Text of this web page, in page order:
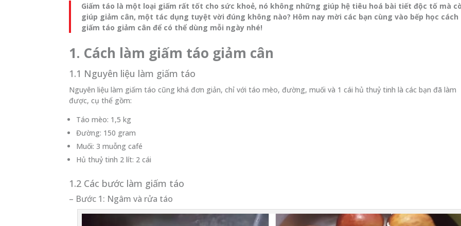
Giấm táo là một loại giấm rất tốt cho sức khoẻ, nó không những giúp hệ tiêu hoá bài tiết độc tố mà
giúp giảm cân, một tác dụng tuyệt vời đúng không nào? Hôm nay mời các bạn cùng vào bếp học cách
giấm táo giảm cân để có thể dùng mỗi ngày nhé!
1. Cách làm giấm táo giảm cân
1.1 Nguyên liệu làm giấm táo
Nguyên liệu làm giấm táo cũng khá đơn giản, chỉ với táo mèo, đường, muối và 1 cái hủ thuỷ tinh là các bạn đã làm
được, cụ thể gồm:
Táo mèo: 1,5 kg
Đường: 150 gram
Muối: 3 muỗng café
Hủ thuỷ tinh 2 lít: 2 cái
1.2 Các bước làm giấm táo
– Bước 1: Ngâm và rửa táo